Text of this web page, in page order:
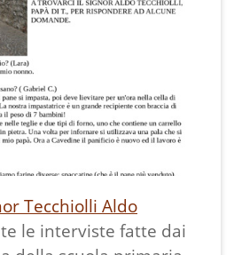
Tecchiolli Aldo
le interviste fatte dai